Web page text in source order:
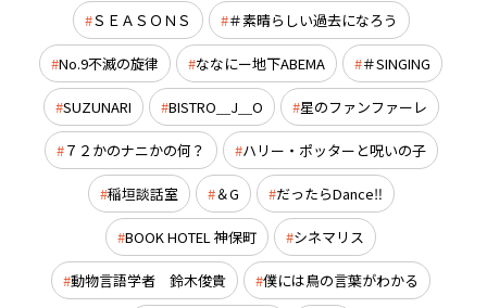
ＳＥＡＳＯＮＳ ＃素晴らしい過去になろう
No.9不滅の旋律 ななにー地下ABEMA ＃SINGING
SUZUNARI BISTRO＿J＿O 星のファンファーレ
７２かのナニかの何？ ハリー・ポッターと呪いの子
稲垣談話室 ＆G だったらDance‼
BOOK HOTEL 神保町 シネマリス
動物言語学者 鈴木俊貴 僕には鳥の言葉がわかる